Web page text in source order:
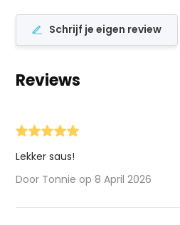
Schrijf je eigen review
Reviews
Lekker saus!
Door Tonnie op 8 April 2026